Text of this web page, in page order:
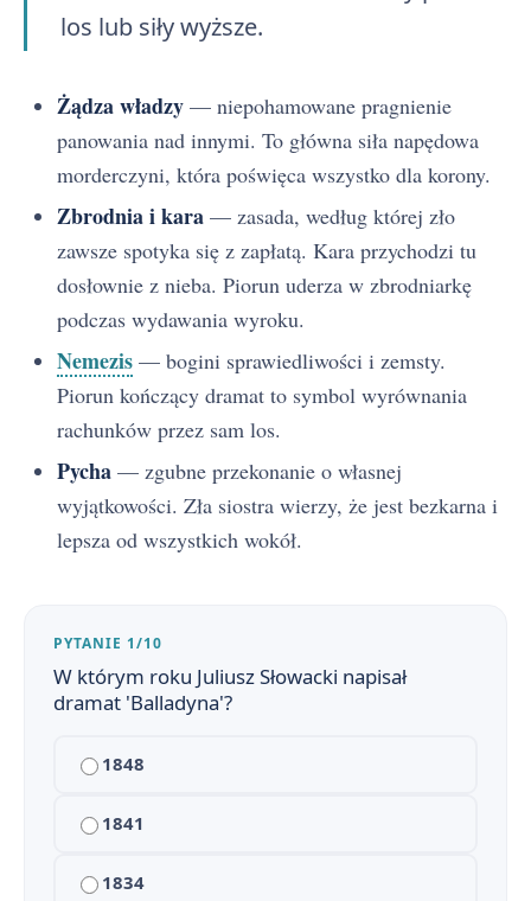
los lub siły wyższe.
Żądza władzy — niepohamowane pragnienie
panowania nad innymi. To główna siła napędowa
morderczyni, która poświęca wszystko dla korony.
Zbrodnia i kara — zasada, według której zło
zawsze spotyka się z zapłatą. Kara przychodzi tu
dosłownie z nieba. Piorun uderza w zbrodniarkę
podczas wydawania wyroku.
Nemezis — bogini sprawiedliwości i zemsty.
Piorun kończący dramat to symbol wyrównania
rachunków przez sam los.
Pycha — zgubne przekonanie o własnej
wyjątkowości. Zła siostra wierzy, że jest bezkarna i
lepsza od wszystkich wokół.
PYTANIE 1/10
W którym roku Juliusz Słowacki napisał
dramat 'Balladyna'?
1848
1841
1834
1 Balladyna - streszczenie krótkie i szczegółowe
2 Balladyna - plan wydarzeń
3 Balladyna - bohaterowie
4
5 Balladyna - geneza
Balladyna - problematyka
7 Język, styl i środki artystyczne w Balladynie
Droga Balladyny do władzy (w punktach)
10
11 Słowniczek pojęć i archaizmów w Balladynie